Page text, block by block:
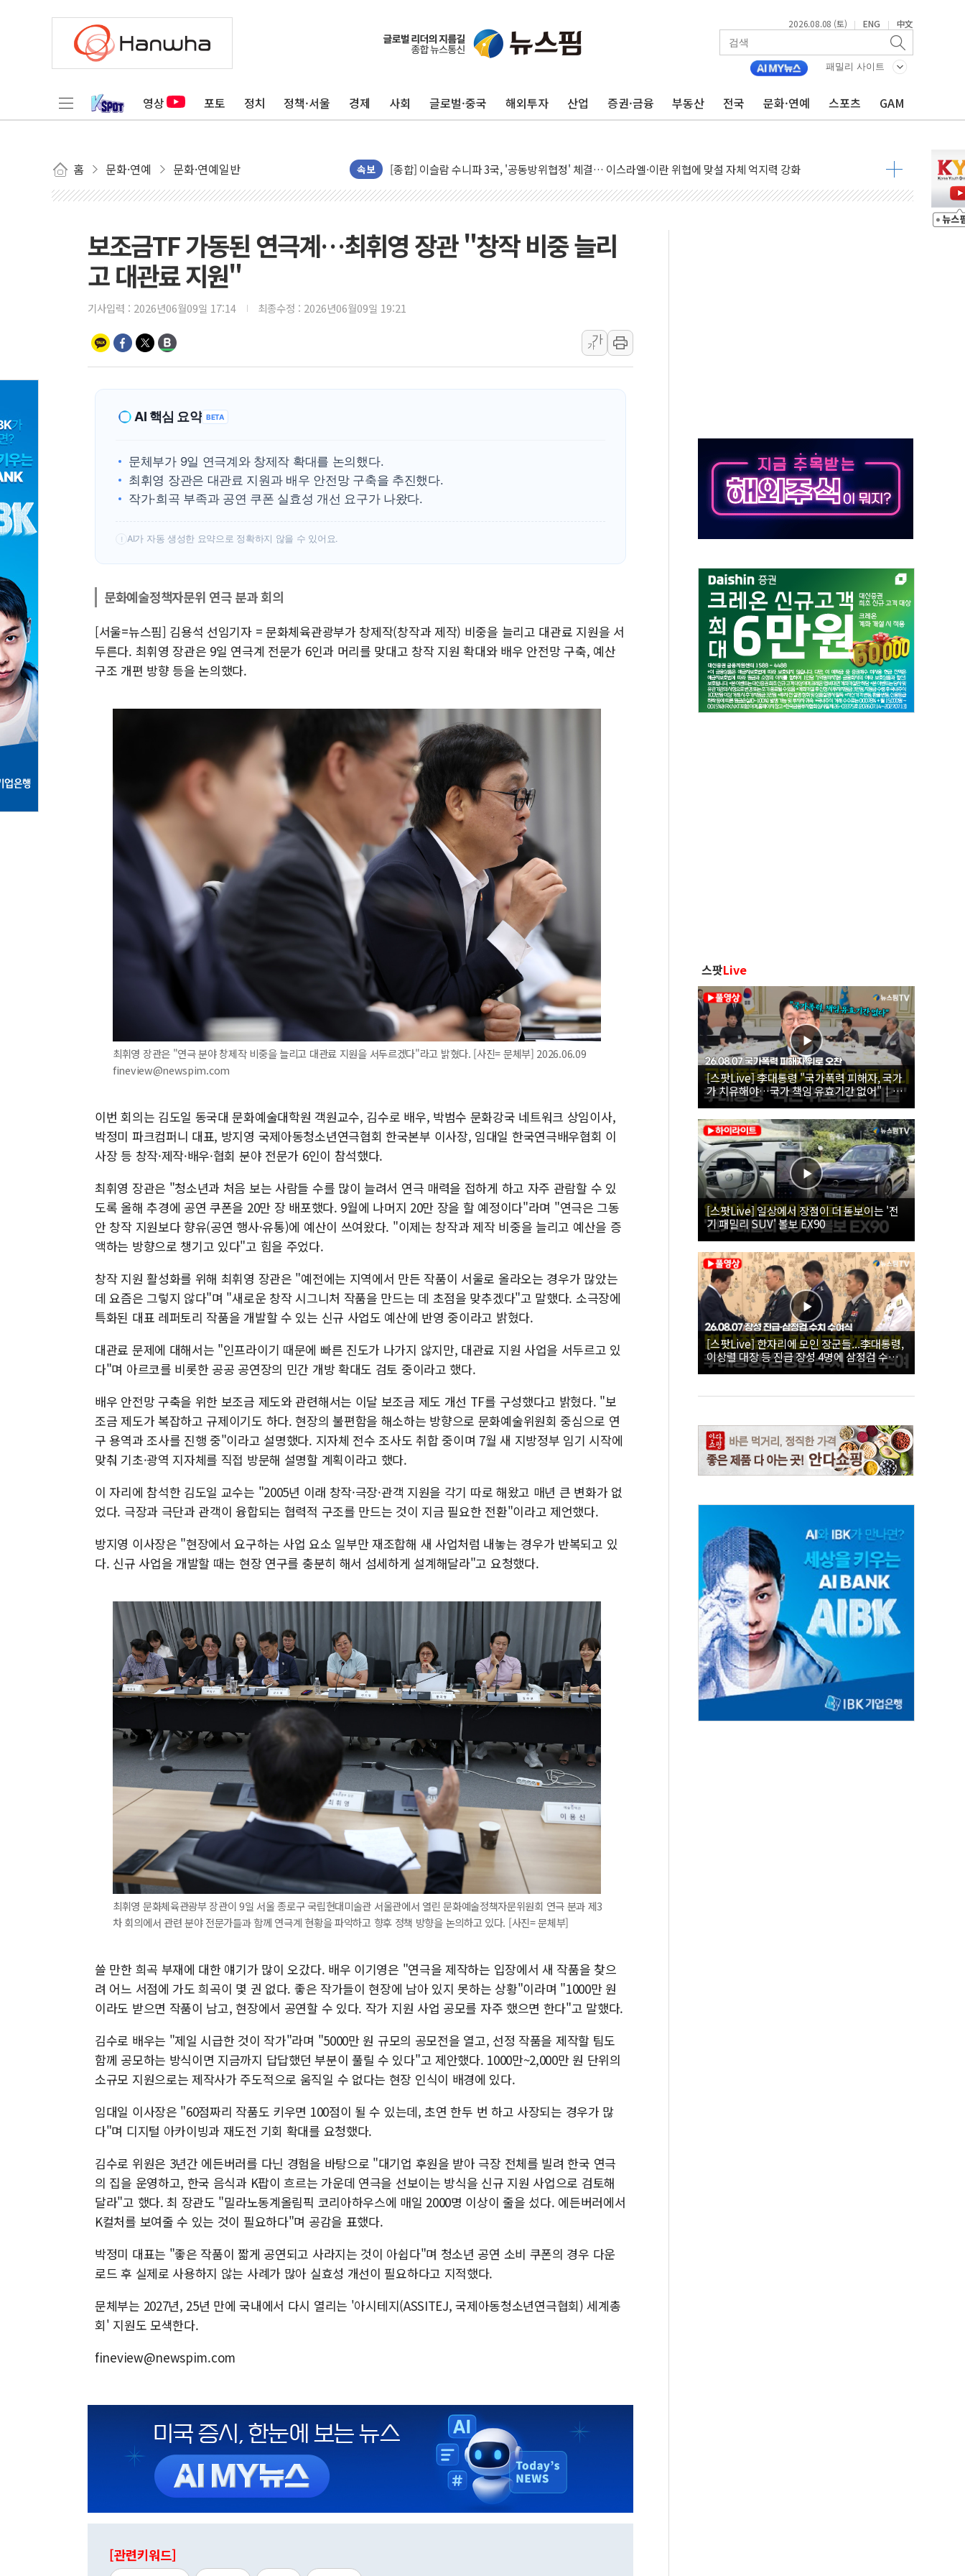
2026.08.08 (토) | ENG | 中文
패밀리 사이트
영상 포토 정치 정책·서울 경제 사회 글로벌·중국 해외투자 산업 증권·금융 부동산 전국 문화·연예 스포츠 GAM
홈 문화·연예 문화·연예일반 속보
유럽증시, 美 고용 예상 밖 부진에 연준 금리 인상 가능성 낮아지며 상승… STOXX 600 지수는 나흘 연속 최고치
미 연준 매파 기세 꺾이나…고용 감소에 9월 동결 전망 우세
트럼프, 백신·자폐증 행정명령 검토…"이르면 다음 주"
美 항소법원, 백악관 무도회장 공사 중단 명령…트럼프 제동
美 고용 쇼크에 엔화 장중 급등…시장은 "또 개입했나" 촉각
[AI MY 뉴스] 뉴욕 반도체주 프리뷰...美 고용 쇼크에 반도체주 '활짝'
뉴욕증시 개장 전 특징주...아틀라시안·클라우드플레어·태양광주↑ VS 트레이드데스크·웬디스↓
보훈부, 미 DPAA와 MOU… "6·25 미군 실종자 7359명 끝까지 찾겠다"
[사진] 빈살만과 에르도안의 만남
보조금TF 가동된 연극계…최휘영 장관 "창작 비중 늘리
고 대관료 지원"
기사입력 : 2026년06월09일 17:14 최종수정 : 2026년06월09일 19:21
가
가
AI 핵심 요약 BETA
문체부가 9일 연극계와 창제작 확대를 논의했다.
최휘영 장관은 대관료 지원과 배우 안전망 구축을 추진했다.
작가·희곡 부족과 공연 쿠폰 실효성 개선 요구가 나왔다.
! AI가 자동 생성한 요약으로 정확하지 않을 수 있어요.
문화예술정책자문위 연극 분과 회의
[서울=뉴스핌] 김용석 선임기자 = 문화체육관광부가 창제작(창작과 제작) 비중을 늘리고 대관료 지원을 서
두른다. 최휘영 장관은 9일 연극계 전문가 6인과 머리를 맞대고 창작 지원 확대와 배우 안전망 구축, 예산
구조 개편 방향 등을 논의했다.
최휘영 장관은 "연극 분야 창제작 비중을 늘리고 대관료 지원을 서두르겠다"라고 밝혔다. [사진= 문체부] 2026.06.09
fineview@newspim.com
이번 회의는 김도일 동국대 문화예술대학원 객원교수, 김수로 배우, 박범수 문화강국 네트워크 상임이사,
박정미 파크컴퍼니 대표, 방지영 국제아동청소년연극협회 한국본부 이사장, 임대일 한국연극배우협회 이
사장 등 창작·제작·배우·협회 분야 전문가 6인이 참석했다.
최휘영 장관은 "청소년과 처음 보는 사람들 수를 많이 늘려서 연극 매력을 접하게 하고 자주 관람할 수 있
도록 올해 추경에 공연 쿠폰을 20만 장 배포했다. 9월에 나머지 20만 장을 할 예정이다"라며 "연극은 그동
안 창작 지원보다 향유(공연 행사·유통)에 예산이 쓰여왔다. "이제는 창작과 제작 비중을 늘리고 예산을 증
액하는 방향으로 챙기고 있다"고 힘을 주었다.
창작 지원 활성화를 위해 최휘영 장관은 "예전에는 지역에서 만든 작품이 서울로 올라오는 경우가 많았는
데 요즘은 그렇지 않다"며 "새로운 창작 시그니처 작품을 만드는 데 초점을 맞추겠다"고 말했다. 소극장에
특화된 대표 레퍼토리 작품을 개발할 수 있는 신규 사업도 예산에 반영 중이라고 밝혔다.
대관료 문제에 대해서는 "인프라이기 때문에 빠른 진도가 나가지 않지만, 대관료 지원 사업을 서두르고 있
다"며 아르코를 비롯한 공공 공연장의 민간 개방 확대도 검토 중이라고 했다.
배우 안전망 구축을 위한 보조금 제도와 관련해서는 이달 보조금 제도 개선 TF를 구성했다고 밝혔다. "보
조금 제도가 복잡하고 규제이기도 하다. 현장의 불편함을 해소하는 방향으로 문화예술위원회 중심으로 연
구 용역과 조사를 진행 중"이라고 설명했다. 지자체 전수 조사도 취합 중이며 7월 새 지방정부 임기 시작에
맞춰 기초·광역 지자체를 직접 방문해 설명할 계획이라고 했다.
이 자리에 참석한 김도일 교수는 "2005년 이래 창작·극장·관객 지원을 각기 따로 해왔고 매년 큰 변화가 없
었다. 극장과 극단과 관객이 융합되는 협력적 구조를 만드는 것이 지금 필요한 전환"이라고 제언했다.
방지영 이사장은 "현장에서 요구하는 사업 요소 일부만 재조합해 새 사업처럼 내놓는 경우가 반복되고 있
다. 신규 사업을 개발할 때는 현장 연구를 충분히 해서 섬세하게 설계해달라"고 요청했다.
최휘영 문화체육관광부 장관이 9일 서울 종로구 국립현대미술관 서울관에서 열린 문화예술정책자문위원회 연극 분과 제3
차 회의에서 관련 분야 전문가들과 함께 연극계 현황을 파악하고 향후 정책 방향을 논의하고 있다. [사진= 문체부]
쓸 만한 희곡 부재에 대한 얘기가 많이 오갔다. 배우 이기영은 "연극을 제작하는 입장에서 새 작품을 찾으
려 어느 서점에 가도 희곡이 몇 권 없다. 좋은 작가들이 현장에 남아 있지 못하는 상황"이라며 "1000만 원
이라도 받으면 작품이 남고, 현장에서 공연할 수 있다. 작가 지원 사업 공모를 자주 했으면 한다"고 말했다.
김수로 배우는 "제일 시급한 것이 작가"라며 "5000만 원 규모의 공모전을 열고, 선정 작품을 제작할 팀도
함께 공모하는 방식이면 지금까지 답답했던 부분이 풀릴 수 있다"고 제안했다. 1000만~2,000만 원 단위의
소규모 지원으로는 제작사가 주도적으로 움직일 수 없다는 현장 인식이 배경에 있다.
임대일 이사장은 "60점짜리 작품도 키우면 100점이 될 수 있는데, 초연 한두 번 하고 사장되는 경우가 많
다"며 디지털 아카이빙과 재도전 기회 확대를 요청했다.
김수로 위원은 3년간 에든버러를 다닌 경험을 바탕으로 "대기업 후원을 받아 극장 전체를 빌려 한국 연극
의 집을 운영하고, 한국 음식과 K팝이 흐르는 가운데 연극을 선보이는 방식을 신규 지원 사업으로 검토해
달라"고 했다. 최 장관도 "밀라노동계올림픽 코리아하우스에 매일 2000명 이상이 줄을 섰다. 에든버러에서
K컬처를 보여줄 수 있는 것이 필요하다"며 공감을 표했다.
박정미 대표는 "좋은 작품이 짧게 공연되고 사라지는 것이 아쉽다"며 청소년 공연 소비 쿠폰의 경우 다운
로드 후 실제로 사용하지 않는 사례가 많아 실효성 개선이 필요하다고 지적했다.
문체부는 2027년, 25년 만에 국내에서 다시 열리는 '아시테지(ASSITEJ, 국제아동청소년연극협회) 세계총
회' 지원도 모색한다.
fineview@newspim.com
[관련키워드]
스팟Live
[스팟Live] 李대통령 "국가폭력 피해자, 국가
가 치유해야…국가 책임 유효기간 없어"｜
26.08.07 국가폭력 피해자 위로 오찬
[스팟Live] 일상에서 장점이 더 돋보이는 '전
기 패밀리 SUV' 볼보 EX90
[스팟Live] 한자리에 모인 장군들...李대통령,
이상렬 대장 등 진급 장성 4명에 삼정검 수치
직접 수여｜26.08.07 장성 진급·삼정검 수치